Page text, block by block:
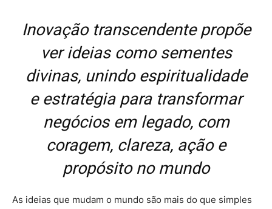
Inovação transcendente propõe
ver ideias como sementes
divinas, unindo espiritualidade
e estratégia para transformar
negócios em legado, com
coragem, clareza, ação e
propósito no mundo
As ideias que mudam o mundo são mais do que simples